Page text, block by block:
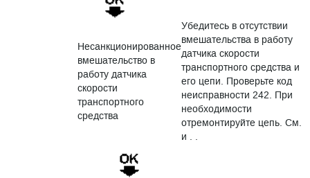
Несанкционированное
вмешательство в
работу датчика
скорости
транспортного
средства
Убедитесь в отсутствии
вмешательства в работу
датчика скорости
транспортного средства и
его цепи. Проверьте код
неисправности 242. При
необходимости
отремонтируйте цепь. См.
и . .